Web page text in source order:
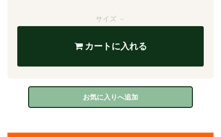
サイズ －
カートに入れる
お気に入りへ追加